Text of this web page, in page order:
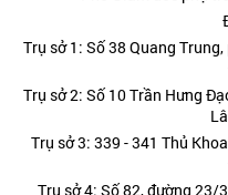
Trụ sở 1: Số 38 Quang
Trụ sở 2: Số 10 Trần Hưng
Trụ sở 3: 339 - 341 Thủ
Trụ sở 4: Số 82, đường 23/